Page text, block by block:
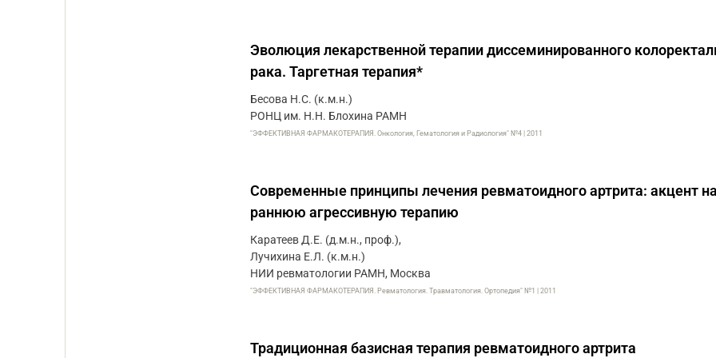
Эволюция лекарственной терапии диссеминированного
рака. Таргетная терапия*
Бесова Н.С. (к.м.н.)
РОНЦ им. Н.Н. Блохина РАМН
"ЭФФЕКТИВНАЯ ФАРМАКОТЕРАПИЯ. Онкология, Гематология и Радиология" №4 | 2011
Современные принципы лечения ревматоидного артрита: акцент на
раннюю агрессивную терапию
Каратеев Д.Е. (д.м.н., проф.),
Лучихина Е.Л. (к.м.н.)
НИИ ревматологии РАМН, Москва
"ЭФФЕКТИВНАЯ ФАРМАКОТЕРАПИЯ. Ревматология. Травматология. Ортопедия" №1 | 2011
Традиционная базисная терапия ревматоидного артрита